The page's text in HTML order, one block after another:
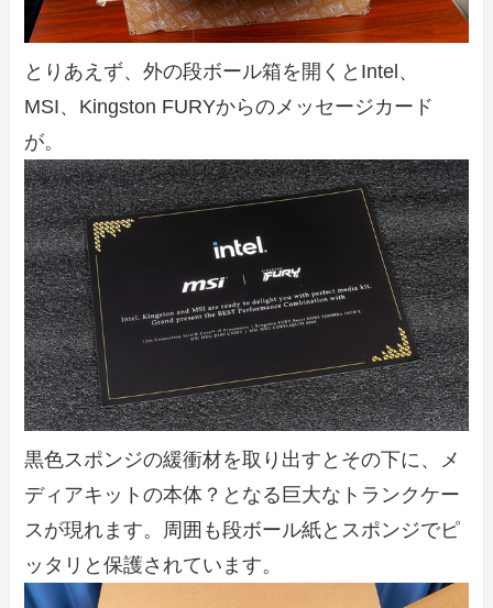
とりあえず、外の段ボール箱を開くとIntel、
MSI、Kingston FURYからのメッセージカード
が。
黒色スポンジの緩衝材を取り出すとその下に、メ
ディアキットの本体？となる巨大なトランクケー
スが現れます。周囲も段ボール紙とスポンジでピ
ッタリと保護されています。